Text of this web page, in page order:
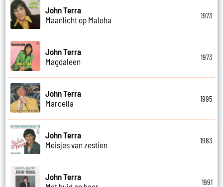
John Terra
Maanlicht op Maloha
1973
John Terra
Magdaleen
1973
John Terra
Marcella
1995
John Terra
Meisjes van zestien
1983
John Terra
1991